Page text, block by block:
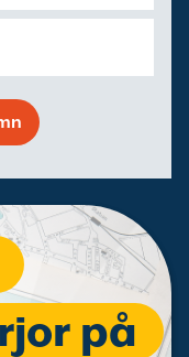
på